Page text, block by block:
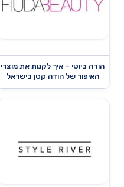
הודה ביוטי – איך לקנות את מוצרי
האיפור של הודה קטן בישראל